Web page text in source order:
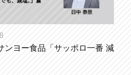
ンヨー食品「サッポロ一番 減